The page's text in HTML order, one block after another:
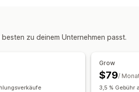
Massengenerierung von Links
in Echtzeit
Programme
Shop-Guthaben
zu deinem Unternehmen passt.
Grow
$79/
3,5 % Gebühr